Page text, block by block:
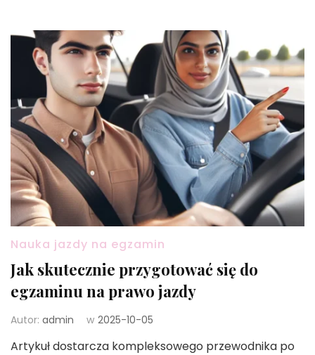
Nauka jazdy na egzamin
Jak skutecznie przygotować się do
egzaminu na prawo jazdy
Autor: admin w 2025-10-05
Artykuł dostarcza kompleksowego przewodnika po